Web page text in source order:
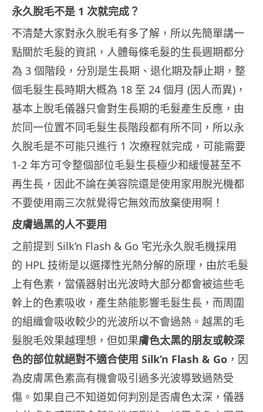
永久脫毛不是 1 次就完成？
不清楚大家對永久脫毛有多了解，所以先簡單講一
點關於毛髮的資訊，人體每條毛髮的生長週期都分
為 3 個階段，分別是生長期、退化期及靜止期，整
個毛髮生長時期大概為 18 至 24 個月 (因人而異)，
基本上脫毛儀器只會對生長期的毛髮產生反應，由
於同一位置不同毛髮生長階段都有所不同，所以永
久脫毛是不可能只進行 1 次療程就完成，可能需要
1-2 年方可令整個部位毛髮生長極少和緩慢甚至不
再生長，因此不論在美容院還是使用家用脫光機都
不要使用兩三次就覺得它無效而放棄使用啊！
皮膚過黑的人不要用
之前提到 Silk’n Flash & Go 宅光永久脫毛機採用
的 HPL 技術是以選擇性光熱分解的原理，由於毛髮
上有色素，當儀器射出光波時大部分都會被這些毛
幹上的色素吸收，產生熱能影響毛髮生長，而周圍
的組織會吸收較少的光波所以不會過熱。越黑的毛
髮脫毛效果越理想，但如果膚色太黑的朋友或較深
色的部位就絕對不適合使用 Silk’n Flash & Go ，因
為皮膚黑色素高有機會吸引過多光波導致過熱受
傷。如果自己不知道如何判別是否膚色太深，儀器